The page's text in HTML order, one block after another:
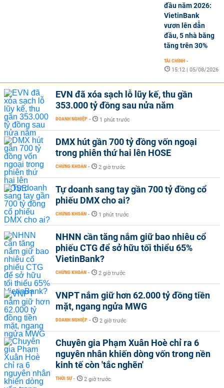
đầu năm 2026:
VietinBank
vươn lên dẫn
đầu, 5 nhà băng
tăng trên 30%
TÀI CHÍNH -
15:12 | 05/08/2026
EVN đã xóa sạch lỗ lũy kế, thu gần
353.000 tỷ đồng sau nửa năm
DOANH NGHIỆP - 1 phút trước
DMX hút gần 700 tỷ đồng vốn ngoại
trong phiên thứ hai lên HOSE
CHỨNG KHOÁN - 2 giờ trước
Tự doanh sang tay gần 700 tỷ đồng cổ
phiếu DMX cho ai?
CHỨNG KHOÁN - 1 phút trước
NHNN cần tăng nắm giữ bao nhiêu cổ
phiếu CTG để sở hữu tối thiểu 65%
VietinBank?
CHỨNG KHOÁN - 2 giờ trước
VNPT nắm giữ hơn 62.000 tỷ đồng tiền
mặt, ngang ngửa MWG
DOANH NGHIỆP - 2 giờ trước
Chuyên gia Phạm Xuân Hoè chỉ ra 6
nguyên nhân khiến dòng vốn trong nền
kinh tế còn 'tắc nghẽn'
THỜI SỰ - 2 giờ trước